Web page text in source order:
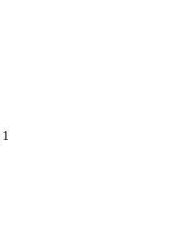
1